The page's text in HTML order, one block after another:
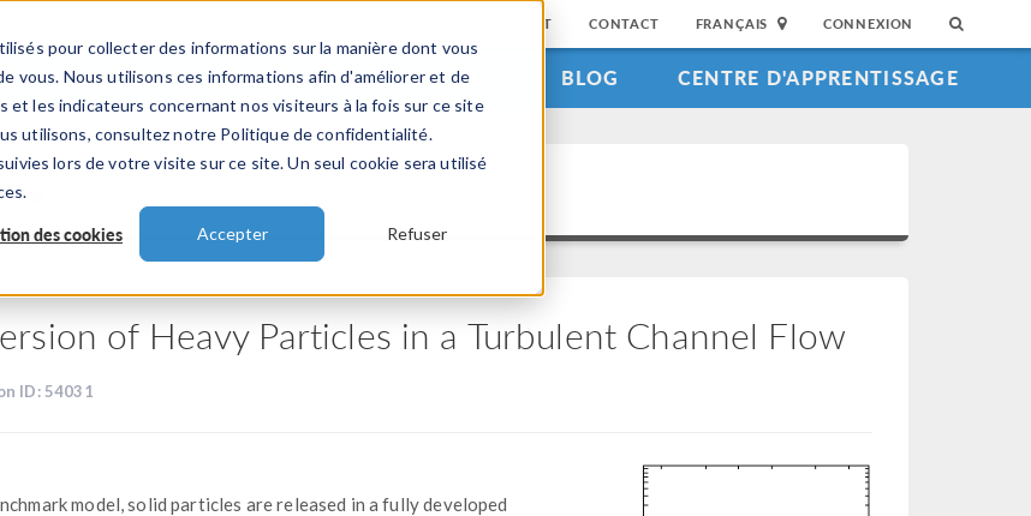
pour collecter des informations sur la manière dont vous
vous. Nous utilisons ces informations afin d'améliorer et de
et les indicateurs concernant nos visiteurs à la fois sur ce site
utilisons, consultez notre Politique de confidentialité.
lors de votre visite sur ce site. Un seul cookie sera utilisé
des cookies Accepter Refuser
SUPPORT CONTACT FRANÇAIS CONNEXION
INDUSTRIES VIDEOS EVENEMENTS BLOG CENTRE D'APPRENTISSAGE
of Heavy Particles in a Turbulent Channel Flow
ID: 54031
model, solid particles are released in a fully developed